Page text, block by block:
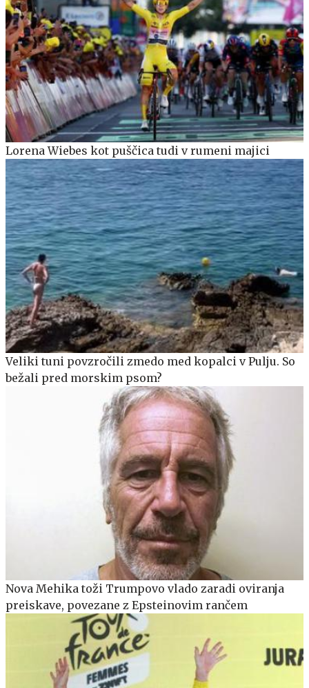
Lorena Wiebes kot puščica tudi v rumeni majici
Veliki tuni povzročili zmedo med kopalci v Pulju. So
bežali pred morskim psom?
Nova Mehika toži Trumpovo vlado zaradi oviranja
preiskave, povezane z Epsteinovim rančem